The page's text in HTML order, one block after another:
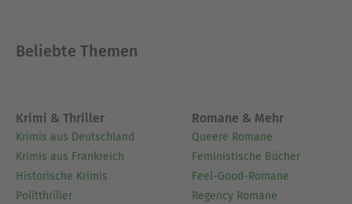
Beliebte Themen
Krimi & Thriller
Krimis aus Deutschland
Krimis aus Frankreich
Historische Krimis
Politthriller
Romane & Mehr
Queere Romane
Feministische Bücher
Feel-Good-Romane
Regency Romane